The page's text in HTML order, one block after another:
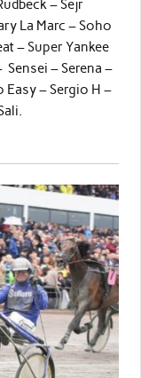
– Sejr
La Marc – Soho
– Super Yankee
Sensei – Serena –
Easy – Sergio H –